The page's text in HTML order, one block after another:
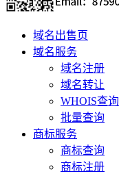
域名出售页
域名服务
域名注册
域名转让
WHOIS查询
批量查询
商标服务
商标查询
商标注册